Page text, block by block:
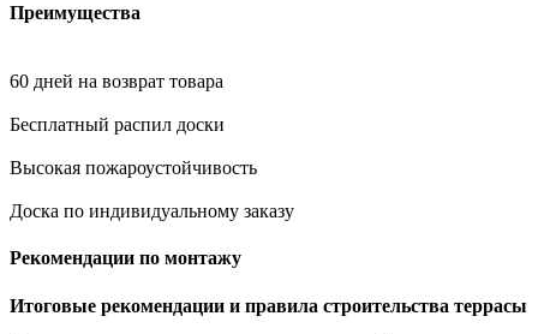
Преимущества
60 дней на возврат товара
Бесплатный распил доски
Высокая пожароустойчивость
Доска по индивидуальному заказу
Рекомендации по монтажу
Итоговые рекомендации и правила строительства террасы